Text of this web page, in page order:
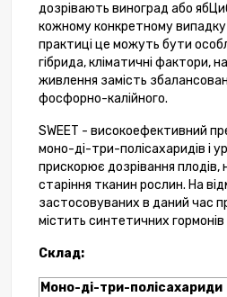
дозрівають виноград або
кожному конкретному випадку
практиці це можуть бути
гібрида, кліматичні фактори,
живлення замість
фосфорно-калійного.
SWEET - високоефективний
моно-ді-три-полісахаридів і
прискорює дозрівання плодів,
старіння тканин рослин. На
застосовуваних в даний час
містить синтетичних гормонів
Склад:
Моно-ді-три-полісахариди